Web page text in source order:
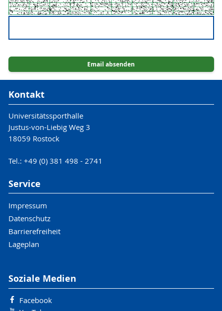
Kontakt
Universitätssporthalle
Justus-von-Liebig Weg 3
18059 Rostock
Tel.: +49 (0) 381 498 - 2741
Service
Impressum
Datenschutz
Barrierefreiheit
Lageplan
Soziale Medien
Facebook